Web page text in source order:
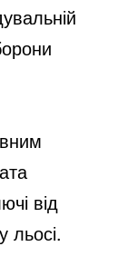
від
льосі.